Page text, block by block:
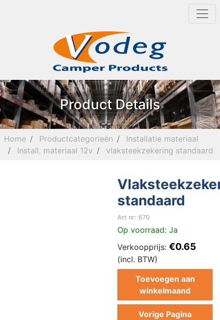
Product Details
Home Productcategorieën
Installatie materiaal
Install. materiaal 12v
vlaksteekzekering standaard
standaard
Art nr: 670
Op voorraad: Ja
Verkoopprijs: €0.65
(incl. BTW)
Toevoegen aan
winkelmaand
Vorige Pagina